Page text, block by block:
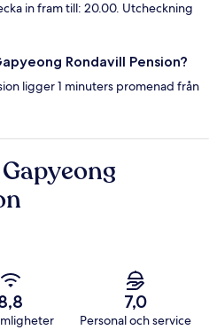
in fram till: 20.00. Utcheckning
Rondavill Pension?
ligger 1 minuters promenad från
7,0
Personal och service